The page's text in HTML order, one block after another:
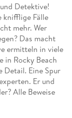
Detektive!
knifflige Fälle
mehr. Wer
Das macht
ermitteln in viele
in Rocky Beach
Detail. Eine Spur
Er und
Alle Beweise